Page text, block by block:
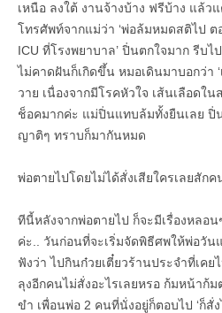
เหนือ ลงใต้ งานจ้างบ้าง ฟรีบ้าง แล้ว
โทรศัพท์จากแม่ว่า ‘พ่อล้มหมดสติไป
ICU ที่โรงพยาบาล’ ปิ่นตกใจมาก รีบ
ไม่คาดฝันก็เกิดขึ้น หมอเดินมาบอกว่า
วาย เนื่องจากมีโรคหัวใจ เส้นเลือดใ
ช็อคมากค่ะ แม่ปิ่นแทบล้มทั้งยืนเลย ปิ่
ญาติๆ ทราบก็มากันหมด
พ่อตายไปโดยไม่ได้สั่งเสียใครเลยสักคน
ทีนี้หลังจากพ่อตายไป ก็จะมีเรื่องหลอ
ค่ะ.. วันก่อนที่จะเริ่มจัดพิธีศพให้พ่อวัน
ฟังว่า ไปกินก๋วยเตี๋ยวร้านประจำที่เคย
ลุงอีกคนไม่สั่งอะไรเลยหรอ ก้มหน้าก้ม
ขำ เพื่อนพ่อ 2 คนที่นั่งอยู่ก็ตอบไป ‘ก็สั่